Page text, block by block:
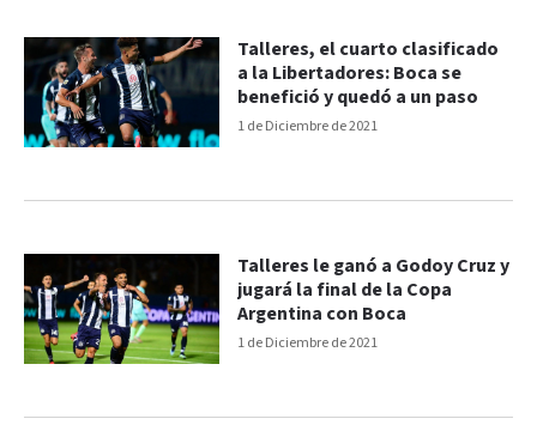
1 de Diciembre de 2021
Talleres, el cuarto clasificado
a la Libertadores: Boca se
benefició y quedó a un paso
1 de Diciembre de 2021
Talleres le ganó a Godoy Cruz y
jugará la final de la Copa
Argentina con Boca